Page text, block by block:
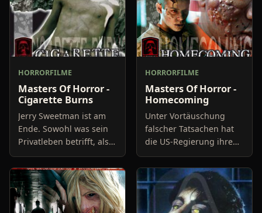
HORRORFILME
Masters Of Horror -
Cigarette Burns
Jerry Sweetman ist am
Ende. Sowohl was sein
Privatleben betrifft, als
auch seine finanzielle
Situation. Seine
drogensüchtige Frau hat
sich umgebracht, und
das
HORRORFILME
Masters Of Horror -
Homecoming
Unter Vortäuschung
falscher Tatsachen hat
die US-Regierung ihre
Truppen in den Krieg
geschickt. Junge
Soldaten kommen ums
Leben - unnötig. Der
Unmut in der B